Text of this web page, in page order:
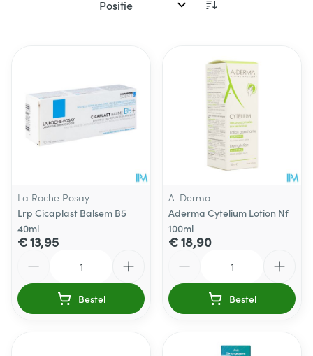
Sorteer op:
La Roche Posay
Lrp Cicaplast Balsem B5
40ml
€ 13,95
Bestel
A-Derma
Aderma Cytelium Lotion Nf
100ml
€ 18,90
Bestel